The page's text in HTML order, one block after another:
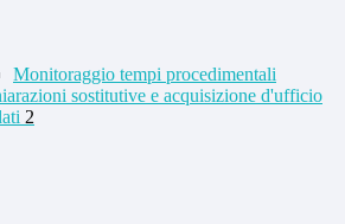
Monitoraggio tempi procedimentali
sostitutive e acquisizione d'ufficio
2